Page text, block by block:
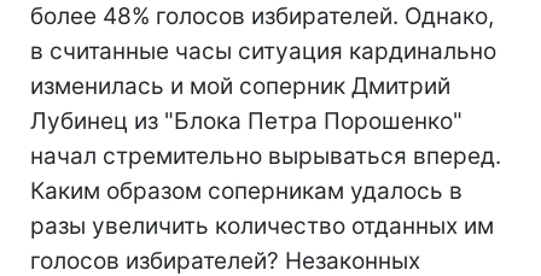
более 48% голосов избирателей. Однако,
в считанные часы ситуация кардинально
изменилась и мой соперник Дмитрий
Лубинец из "Блока Петра Порошенко"
начал стремительно вырываться вперед.
Каким образом соперникам удалось в
разы увеличить количество отданных им
голосов избирателей? Незаконных